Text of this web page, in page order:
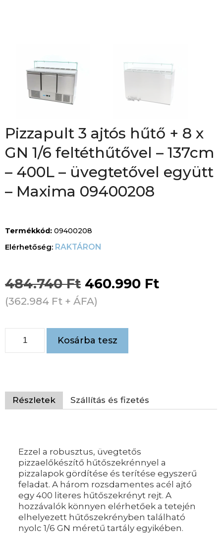
Pizzapult 3 ajtós hűtő + 8 x
GN 1/6 feltéthűtővel – 137cm
– 400L – üvegtetővel együtt
– Maxima 09400208
Termékkód: 09400208
RAKTÁRON
484.740Ft 460.990 Ft
(362.984 Ft + ÁFA)
Kosárba tesz
Részletek Szállítás és fizetés
Ezzel a robusztus, üvegtetős
pizzaelőkészítő hűtőszekrénnyel a
pizzalapok gördítése és terítése egyszerű
feladat. A három rozsdamentes acél ajtó
egy 400 literes hűtőszekrényt rejt. A
hozzávalók könnyen elérhetőek a tetején
elhelyezett hűtőszekrényben található
nyolc 1/6 GN méretű tartály egyikében.